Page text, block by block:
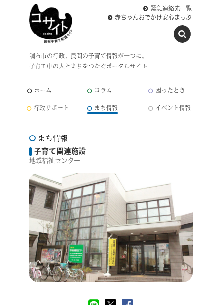
調布市の行政、民間の子育て情報が一つに。
子育て中の人とまちをつなぐポータルサイト
緊急連絡先一覧
赤ちゃんおでかけ安心まっぷ
ホーム コラム
困ったとき
行政サポート
まち情報 イベント情報
まち情報
子育て関連施設
地域福祉センター